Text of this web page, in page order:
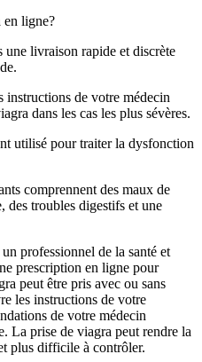
en ligne?
livraison rapide et discrète
instructions de votre médecin
dans les cas les plus sévères.
utilisé pour traiter la dysfonction
comprennent des maux de
des troubles digestifs et une
professionnel de la santé et
prescription en ligne pour
peut être pris avec ou sans
les instructions de votre
de votre médecin
La prise de viagra peut rendre la
plus difficile à contrôler.